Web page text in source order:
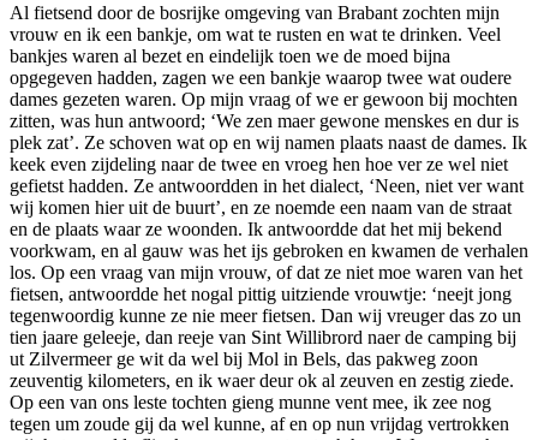
Al fietsend door de bosrijke omgeving van Brabant zochten mijn
vrouw en ik een bankje, om wat te rusten en wat te drinken. Veel
bankjes waren al bezet en eindelijk toen we de moed bijna
opgegeven hadden, zagen we een bankje waarop twee wat oudere
dames gezeten waren. Op mijn vraag of we er gewoon bij mochten
zitten, was hun antwoord; ‘We zen maer gewone menskes en dur is
plek zat’. Ze schoven wat op en wij namen plaats naast de dames. Ik
keek even zijdeling naar de twee en vroeg hen hoe ver ze wel niet
gefietst hadden. Ze antwoordden in het dialect, ‘Neen, niet ver want
wij komen hier uit de buurt’, en ze noemde een naam van de straat
en de plaats waar ze woonden. Ik antwoordde dat het mij bekend
voorkwam, en al gauw was het ijs gebroken en kwamen de verhalen
los. Op een vraag van mijn vrouw, of dat ze niet moe waren van het
fietsen, antwoordde het nogal pittig uitziende vrouwtje: ‘neejt jong
tegenwoordig kunne ze nie meer fietsen. Dan wij vreuger das zo un
tien jaare geleeje, dan reeje van Sint Willibrord naer de camping bij
ut Zilvermeer ge wit da wel bij Mol in Bels, das pakweg zoon
zeuventig kilometers, en ik waer deur ok al zeuven en zestig ziede.
Op een van ons leste tochten gieng munne vent mee, ik zee nog
tegen um zoude gij da wel kunne, af en op nun vrijdag vertrokken